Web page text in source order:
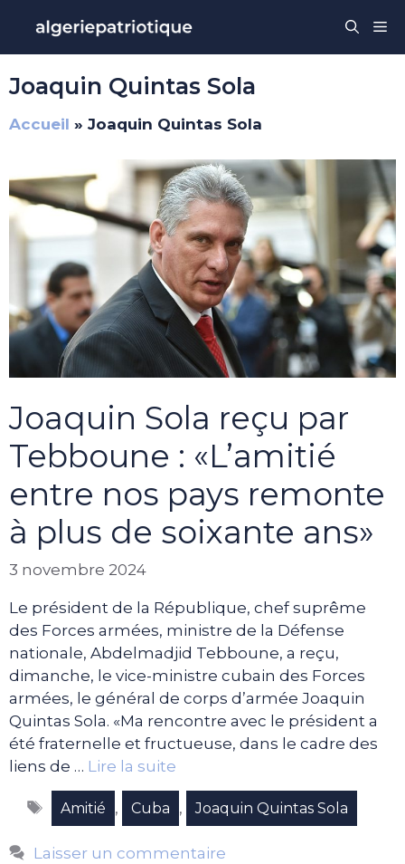
contenu
Joaquin Quintas Sola
Accueil » Joaquin Quintas Sola
Joaquin Sola reçu par
Tebboune : «L’amitié
entre nos pays remonte
à plus de soixante ans»
3 novembre 2024
Le président de la République, chef suprême
des Forces armées, ministre de la Défense
nationale, Abdelmadjid Tebboune, a reçu,
dimanche, le vice-ministre cubain des Forces
armées, le général de corps d’armée Joaquin
Quintas Sola. «Ma rencontre avec le président a
été fraternelle et fructueuse, dans le cadre des
liens de … Lire la suite
Étiquettes
Amitié , Cuba , Joaquin Quintas Sola
Laisser un commentaire